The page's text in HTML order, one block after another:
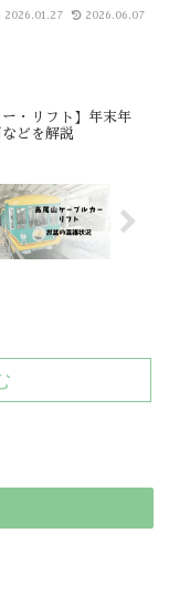
2026.01.27 2026.06.07
ー・リフト】年末年
どを解説